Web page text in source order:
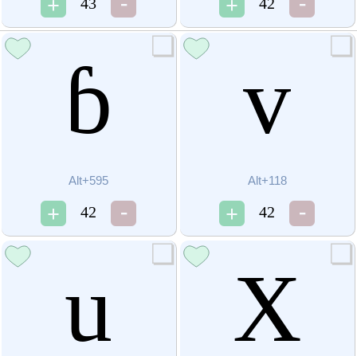
ɓ
Alt+595
42
v
Alt+118
42
u Х